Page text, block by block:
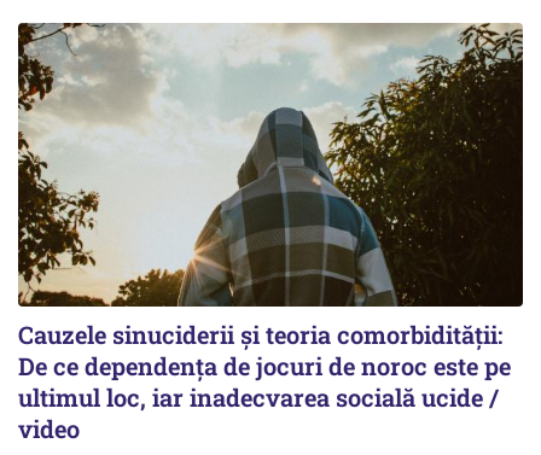
Cauzele sinuciderii și teoria comorbidității:
De ce dependența de jocuri de noroc este pe
ultimul loc, iar inadecvarea socială ucide /
video